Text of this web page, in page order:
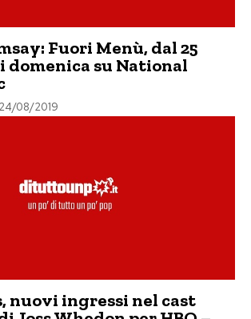
Fuori Menù, dal 25
domenica su National
24/08/2019
nuovi ingressi nel cast